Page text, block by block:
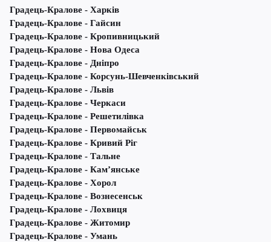
Градець-Кралове - Харків
Градець-Кралове - Гайсин
Градець-Кралове - Кропивницький
Градець-Кралове - Нова Одеса
Градець-Кралове - Дніпро
Градець-Кралове - Корсунь-Шевченківський
Градець-Кралове - Львів
Градець-Кралове - Черкаси
Градець-Кралове - Решетилівка
Градець-Кралове - Первомайськ
Градець-Кралове - Кривий Ріг
Градець-Кралове - Тальне
Градець-Кралове - Кам’янське
Градець-Кралове - Хорол
Градець-Кралове - Вознесенськ
Градець-Кралове - Лохвиця
Градець-Кралове - Житомир
Градець-Кралове - Умань